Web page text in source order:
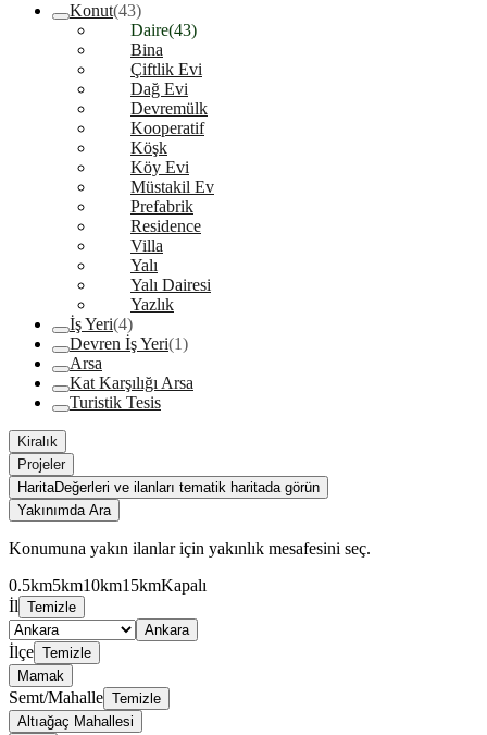
Konut(43)
Daire(43)
Bina
Çiftlik Evi
Dağ Evi
Devremülk
Kooperatif
Köşk
Köy Evi
Müstakil Ev
Prefabrik
Residence
Villa
Yalı
Yalı Dairesi
Yazlık
İş Yeri(4)
Devren İş Yeri(1)
Arsa
Kat Karşılığı Arsa
Turistik Tesis
Kiralık
Projeler
HaritaDeğerleri ve ilanları tematik haritada görün
Yakınımda Ara
Konumuna yakın ilanlar için yakınlık mesafesini seç.
0.5km5km10km15kmKapalı
İl Temizle
Ankara
İlçe Temizle
Mamak
Semt/Mahalle Temizle
Altıağaç Mahallesi